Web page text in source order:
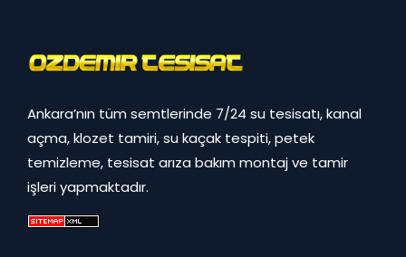
Ankara’nın tüm semtlerinde 7/24 su tesisatı, kanal
açma, klozet tamiri, su kaçak tespiti, petek
temizleme, tesisat arıza bakım montaj ve tamir
işleri yapmaktadır.